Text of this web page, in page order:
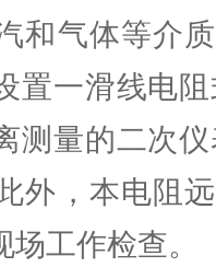
和气体等介
置一滑线电
测量的二次
外，本电阻
工作检查。